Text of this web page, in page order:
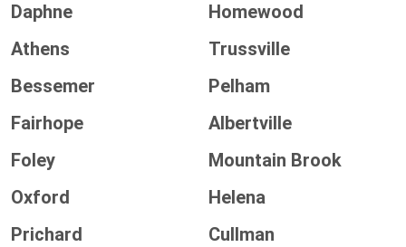
Daphne
Homewood
Athens
Trussville
Bessemer
Pelham
Fairhope
Albertville
Foley
Mountain Brook
Oxford
Helena
Prichard
Cullman